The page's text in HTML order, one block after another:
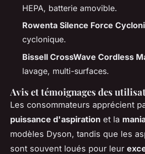
HEPA, batterie amovible.
Rowenta Silence Force
cyclonique.
Bissell CrossWave Cordless
lavage, multi-surfaces.
Avis et témoignages des
Les consommateurs apprécient
puissance d'aspiration et la
modèles Dyson, tandis que les
sont souvent loués pour leur